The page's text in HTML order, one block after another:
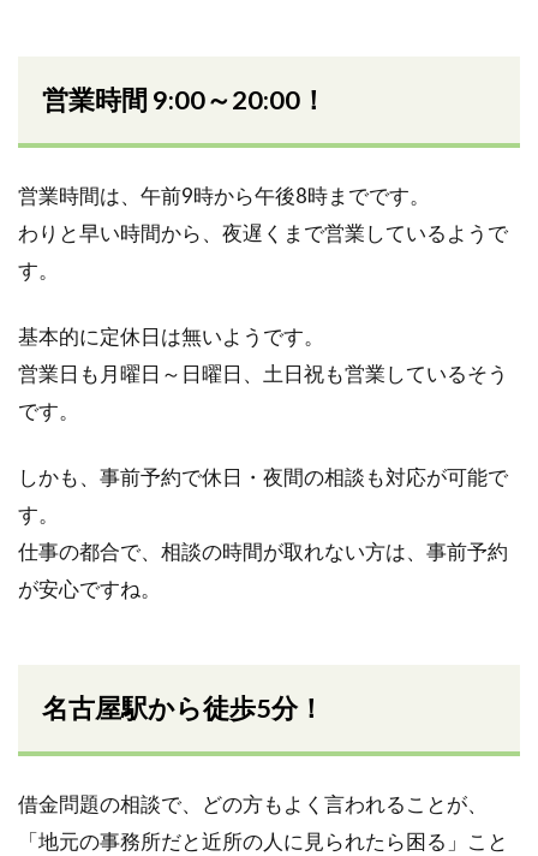
営業時間 9:00～20:00！
営業時間は、午前9時から午後8時までです。
わりと早い時間から、夜遅くまで営業しているようで
す。
基本的に定休日は無いようです。
営業日も月曜日～日曜日、土日祝も営業しているそう
です。
しかも、事前予約で休日・夜間の相談も対応が可能で
す。
仕事の都合で、相談の時間が取れない方は、事前予約
が安心ですね。
名古屋駅から徒歩5分！
借金問題の相談で、どの方もよく言われることが、
「地元の事務所だと近所の人に見られたら困る」こと